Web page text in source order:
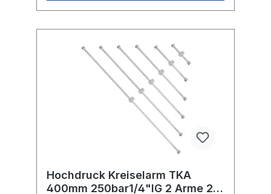
Hochdruck Kreiselarm TKA
400mm 250bar1/4"IG 2 Arme 2